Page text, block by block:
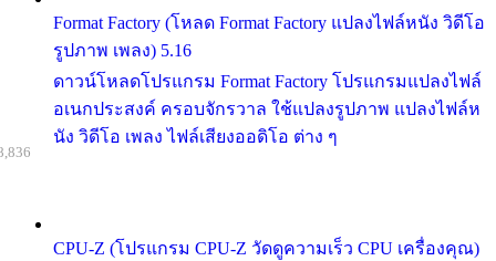
Format Factory (โหลด Format Factory แปลงไฟล์หนัง วิดีโอ
รูปภาพ เพลง) 5.16
ดาวน์โหลดโปรแกรม Format Factory โปรแกรมแปลงไฟล์
อเนกประสงค์ ครอบจักรวาล ใช้แปลงรูปภาพ แปลงไฟล์ห
นัง วิดีโอ เพลง ไฟล์เสียงออดิโอ ต่าง ๆ
CPU-Z (โปรแกรม CPU-Z วัดดูความเร็ว CPU เครื่องคุณ)